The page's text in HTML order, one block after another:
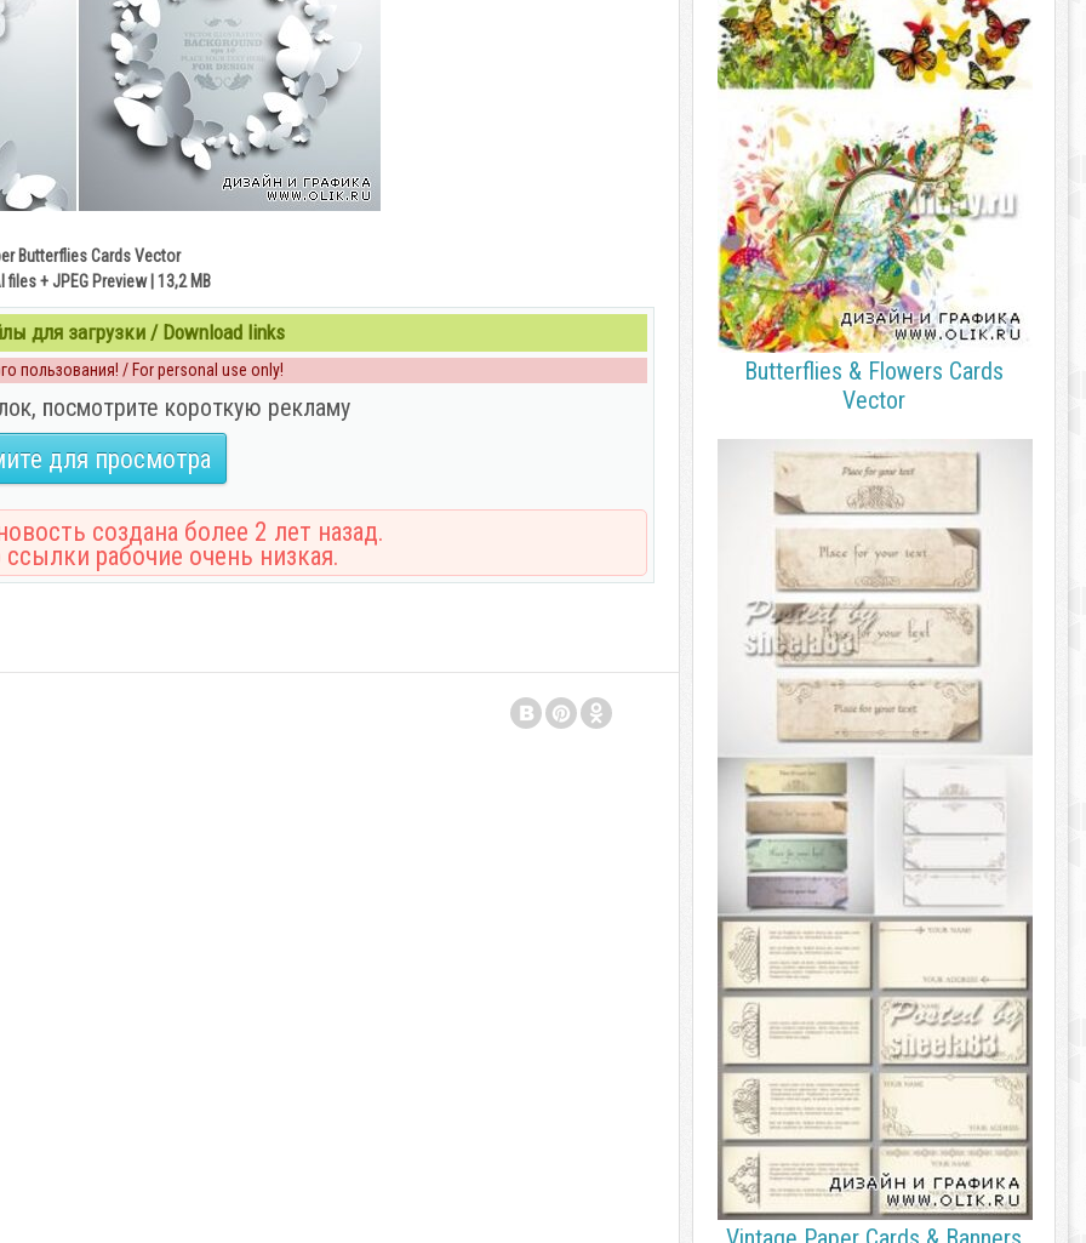
Butterflies Cards Vector
files + JPEG Preview | 13,2 MB
для загрузки / Download links
пользования! / For personal use only!
посмотрите короткую рекламу
для просмотра
создана более 2 лет назад.
рабочие очень низкая.
Butterflies & Flowers Cards
Vector